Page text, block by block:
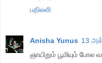
பதிலளி
Anisha Yunus 13
ஞாயிறும் பூமியும்